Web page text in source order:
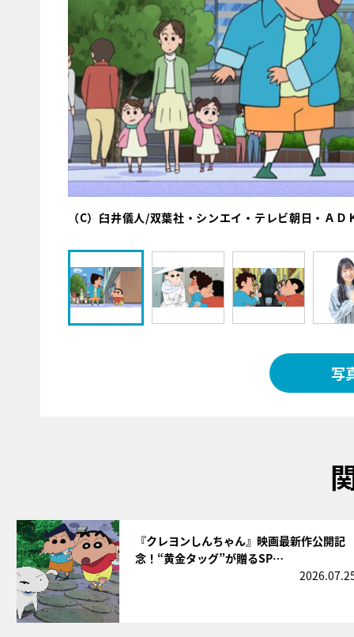
（C）臼井儀人/双葉社・シンエイ・テレビ朝日・ＡＤ
写
『クレヨンしんちゃん』映画最新作公開記
念！“黄金タッグ”が贈るSP…